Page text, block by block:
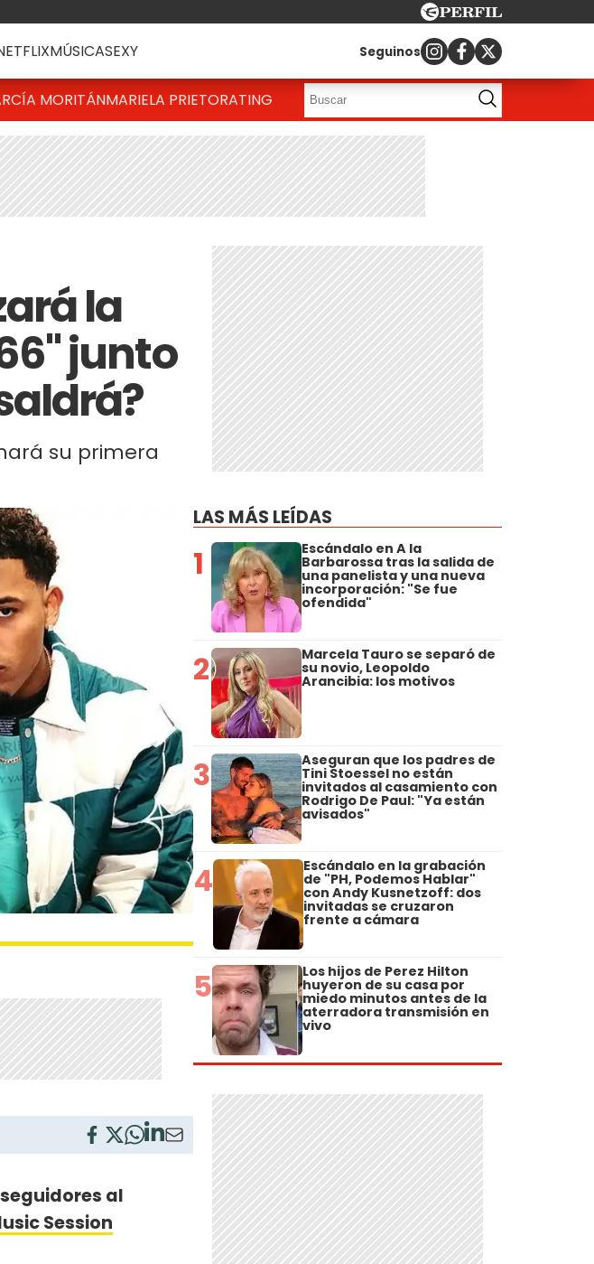
MÚSICASEXY Seguinos
MORITÁNMARIELA PRIETORATING
la
junto
su primera
al
Session
LAS MÁS LEÍDAS
1 Escándalo en A la
Barbarossa tras la salida de
una panelista y una nueva
incorporación: "Se fue
ofendida"
2 Marcela Tauro se separó de
su novio, Leopoldo
Arancibia: los motivos
3 Aseguran que los padres de
Tini Stoessel no están
invitados al casamiento con
Rodrigo De Paul: "Ya están
avisados"
4 Escándalo en la grabación
de "PH, Podemos Hablar"
con Andy Kusnetzoff: dos
invitadas se cruzaron
frente a cámara
5 Los hijos de Perez Hilton
huyeron de su casa por
miedo minutos antes de la
aterradora transmisión en
vivo